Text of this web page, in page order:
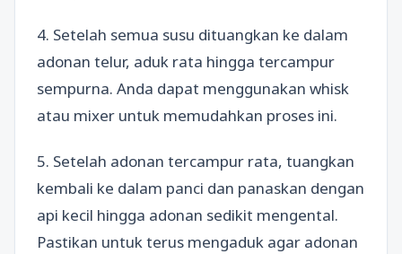
4. Setelah semua susu dituangkan ke dalam
adonan telur, aduk rata hingga tercampur
sempurna. Anda dapat menggunakan whisk
atau mixer untuk memudahkan proses ini.
5. Setelah adonan tercampur rata, tuangkan
kembali ke dalam panci dan panaskan dengan
api kecil hingga adonan sedikit mengental.
Pastikan untuk terus mengaduk agar adonan